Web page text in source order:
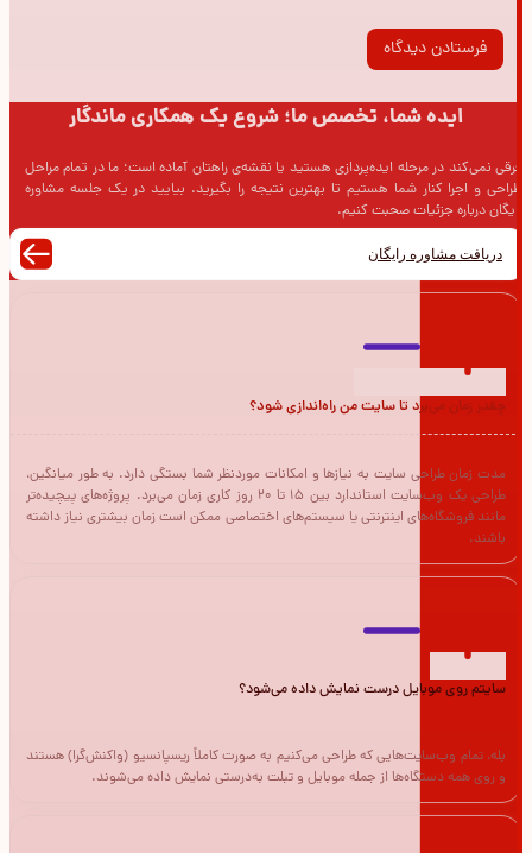
ایده شما، تخصص ما؛ شروع یک همکاری ماندگار
فرقی نمی‌کند در مرحله ایده‌پردازی هستید یا نقشه‌ی راهتان آماده است؛ ما در تمام مراحل
طراحی و اجرا کنار شما هستیم تا بهترین نتیجه را بگیرید. بیایید در یک جلسه مشاوره
رایگان درباره جزئیات صحبت کنیم.
دریافت مشاوره رایگان
چقدر زمان می‌برد تا سایت من راه‌اندازی شود؟
مدت زمان طراحی سایت به نیازها و امکانات موردنظر شما بستگی دارد. به طور میانگین،
طراحی یک وب‌سایت استاندارد بین 15 تا 20 روز کاری زمان می‌برد. پروژه‌های پیچیده‌تر
مانند فروشگاه‌های اینترنتی یا سیستم‌های اختصاصی ممکن است زمان بیشتری نیاز داشته
باشند.
سایتم روی موبایل درست نمایش داده می‌شود؟
بله، تمام وب‌سایت‌هایی که طراحی می‌کنیم به صورت کاملاً ریسپانسیو (واکنش‌گرا) هستند
و روی همه دستگاه‌ها از جمله موبایل و تبلت به‌درستی نمایش داده می‌شوند.